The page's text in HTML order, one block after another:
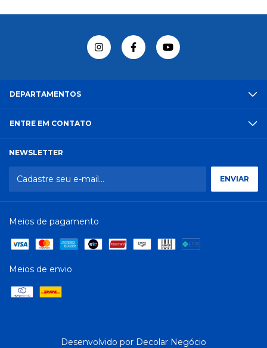
DEPARTAMENTOS
ENTRE EM CONTATO
NEWSLETTER
Meios de pagamento
Meios de envio
Desenvolvido por Decolar Negócio